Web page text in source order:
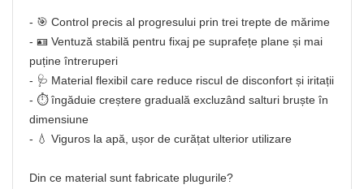
- 🎯 Control precis al progresului prin trei trepte de mărime
- 🪪 Ventuză stabilă pentru fixaj pe suprafețe plane și mai
puține întreruperi
- 🩺 Material flexibil care reduce riscul de disconfort și iritații
- ⏱️ îngăduie creștere graduală excluzând salturi bruște în
dimensiune
- 💧 Viguros la apă, ușor de curățat ulterior utilizare
Din ce material sunt fabricate plugurile?